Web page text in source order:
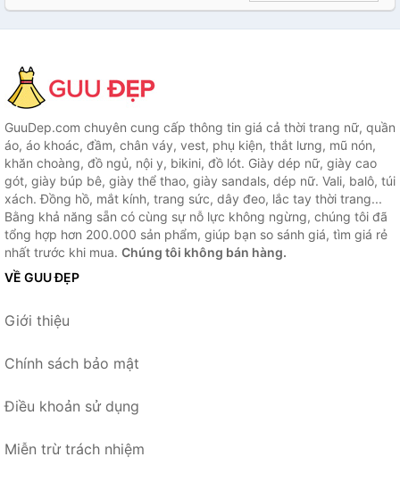
GuuDep.com chuyên cung cấp thông tin giá cả thời trang nữ, quần
áo, áo khoác, đầm, chân váy, vest, phụ kiện, thắt lưng, mũ nón,
khăn choàng, đồ ngủ, nội y, bikini, đồ lót. Giày dép nữ, giày cao
gót, giày búp bê, giày thể thao, giày sandals, dép nữ. Vali, balô, túi
xách. Đồng hồ, mắt kính, trang sức, dây đeo, lắc tay thời trang...
Bằng khả năng sẵn có cùng sự nỗ lực không ngừng, chúng tôi đã
tổng hợp hơn 200.000 sản phẩm, giúp bạn so sánh giá, tìm giá rẻ
nhất trước khi mua. Chúng tôi không bán hàng.
VỀ GUU ĐẸP
Giới thiệu
Chính sách bảo mật
Điều khoản sử dụng
Miễn trừ trách nhiệm